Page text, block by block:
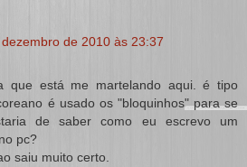
de 2010 às 23:37
que está me martelando aqui. é tipo
é usado os "bloquinhos" para se
de saber como eu escrevo um
pc?
saiu muito certo.